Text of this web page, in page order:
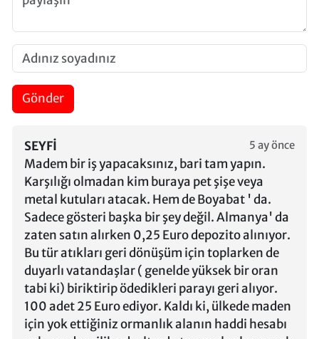
Gönder
SEYFI 5 ay önce
Madem bir iş yapacaksınız, bari tam yapın.
Karşılığı olmadan kim buraya pet şişe veya
metal kutuları atacak. Hem de Boyabat ' da.
Sadece gösteri başka bir şey değil. Almanya' da
zaten satın alırken 0,25 Euro depozito alınıyor.
Bu tür atıkları geri dönüşüm için toplarken de
duyarlı vatandaşlar ( genelde yüksek bir oran
tabi ki) biriktirip ödedikleri parayı geri alıyor.
100 adet 25 Euro ediyor. Kaldı ki, ülkede maden
için yok ettiğiniz ormanlık alanın haddi hesabı